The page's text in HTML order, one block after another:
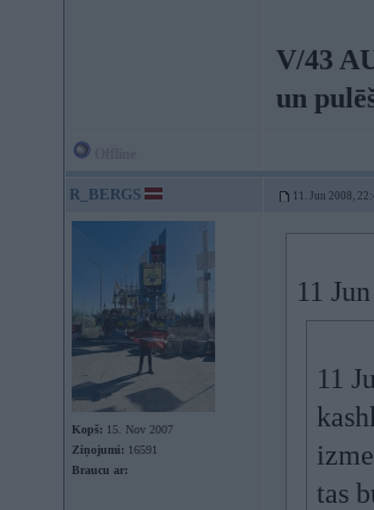
V/43
un
R_BERGS 11. Jun 2008,
Kopš: 15. Nov 2007
Ziņojumi: 16591
Braucu ar:
11
11
tas